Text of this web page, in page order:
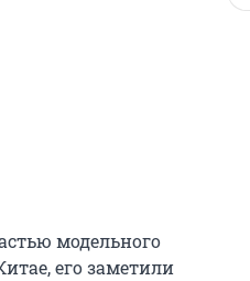
модельного
его заметили